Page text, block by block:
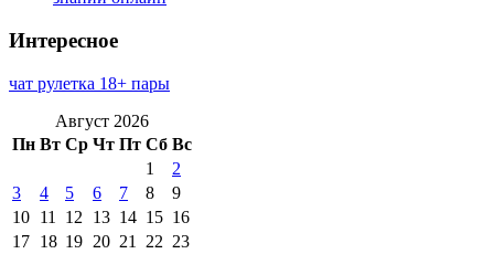
Интересное
чат рулетка 18+ пары
Август 2026
Пн Вт Ср Чт Пт Сб Вс
1
2
3
4 5 6 7 8
9
10 11 12 13 14 15 16
17 18 19 20 21 22 23